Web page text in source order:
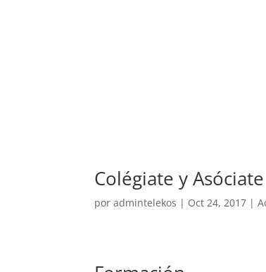
Colégiate y Asóciate
poradmintelekos | Oct 24, 2017 |